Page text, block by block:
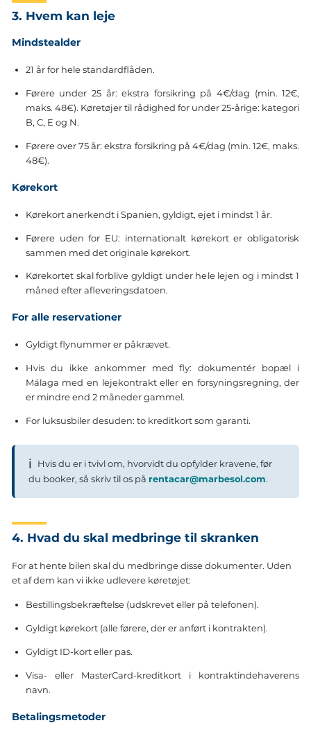
3. Hvem kan leje
Mindstealder
21 år for hele standardflåden.
Førere under 25 år: ekstra forsikring på 4€/dag (min. 12€,
maks. 48€). Køretøjer til rådighed for under 25-årige: kategori
B, C, E og N.
Førere over 75 år: ekstra forsikring på 4€/dag (min. 12€, maks.
48€).
Kørekort
Kørekort anerkendt i Spanien, gyldigt, ejet i mindst 1 år.
Førere uden for EU: internationalt kørekort er obligatorisk
sammen med det originale kørekort.
Kørekortet skal forblive gyldigt under hele lejen og i mindst 1
måned efter afleveringsdatoen.
For alle reservationer
Gyldigt flynummer er påkrævet.
Hvis du ikke ankommer med fly: dokumentér bopæl i
Málaga med en lejekontrakt eller en forsyningsregning, der
er mindre end 2 måneder gammel.
For luksusbiler desuden: to kreditkort som garanti.
ℹ
Hvis du er i tvivl om, hvorvidt du opfylder kravene, før
du booker, så skriv til os på rentacar@marbesol.com.
4. Hvad du skal medbringe til skranken
For at hente bilen skal du medbringe disse dokumenter. Uden
et af dem kan vi ikke udlevere køretøjet:
Bestillingsbekræftelse (udskrevet eller på telefonen).
Gyldigt kørekort (alle førere, der er anført i kontrakten).
Gyldigt ID-kort eller pas.
Visa- eller MasterCard-kreditkort i kontraktindehaverens
navn.
Betalingsmetoder